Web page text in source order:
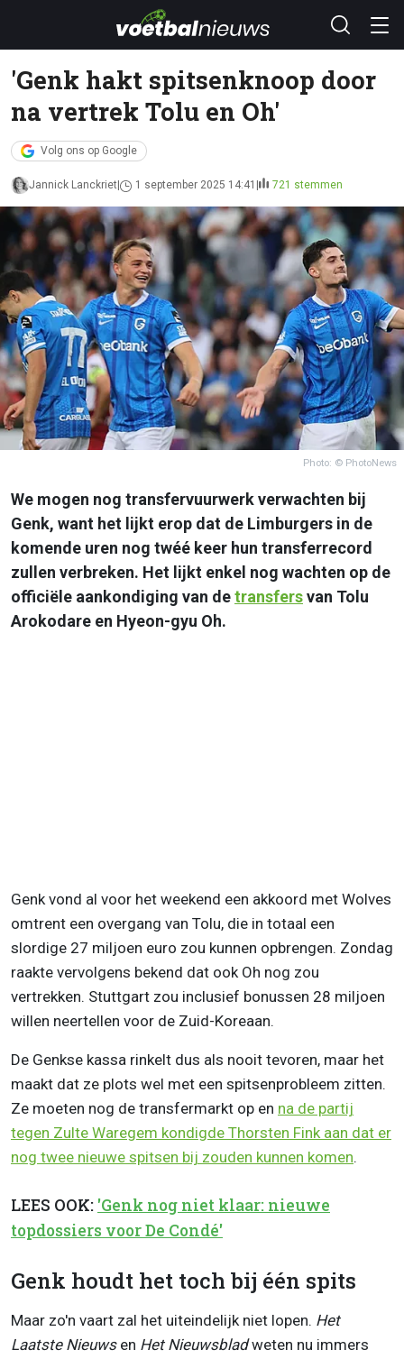
'Genk hakt spitsenknoop door
na vertrek Tolu en Oh'
Volg ons op Google
Jannick Lanckriet 1 september 2025 14:41 721 stemmen
Photo: © PhotoNews
We mogen nog transfervuurwerk verwachten bij
Genk, want het lijkt erop dat de Limburgers in de
komende uren nog twéé keer hun transferrecord
zullen verbreken. Het lijkt enkel nog wachten op de
officiële aankondiging van detransfersvan Tolu
Arokodare en Hyeon-gyu Oh.
Genk vond al voor het weekend een akkoord met Wolves
omtrent een overgang van Tolu, die in totaal een
slordige 27 miljoen euro zou kunnen opbrengen. Zondag
raakte vervolgens bekend dat ook Oh nog zou
vertrekken. Stuttgart zou inclusief bonussen 28 miljoen
willen neertellen voor de Zuid-Koreaan.
De Genkse kassa rinkelt dus als nooit tevoren, maar het
maakt dat ze plots wel met een spitsenprobleem zitten.
Ze moeten nog de transfermarkt op en na de partij
tegen Zulte Waregem kondigde Thorsten Fink aan dat er
nog twee nieuwe spitsen bij zouden kunnen komen.
LEES OOK: 'Genk nog niet klaar: nieuwe
topdossiers voor De Condé'
Genk houdt het toch bij één spits
Maar zo'n vaart zal het uiteindelijk niet lopen. Het
Laatste Nieuwsen Het Nieuwsbladweten nu immers